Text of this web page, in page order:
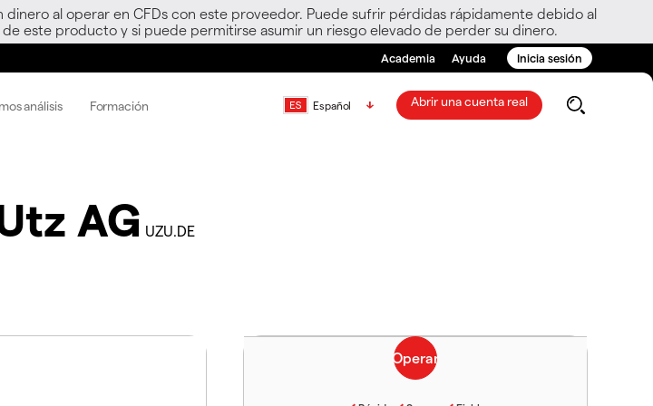
al operar en CFDs con este proveedor. Puede sufrir pérdidas rápidamente debido al
este producto y si puede permitirse asumir un riesgo elevado de perder su dinero.
Academia Ayuda Inicia sesión
análisis Formación Español Abrir una cuenta real
AG UZU.DE